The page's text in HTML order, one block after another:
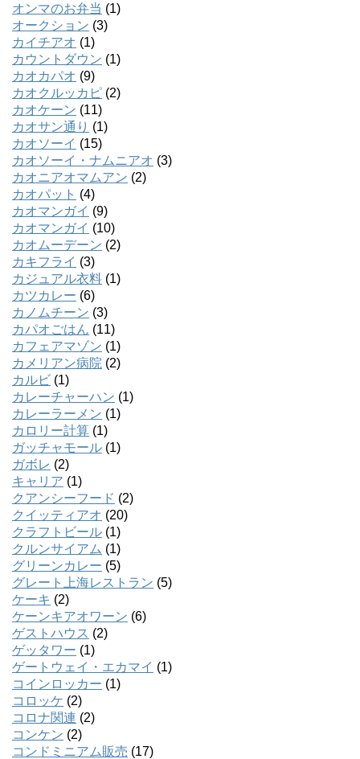
オンマのお弁当 (1)
オークション (3)
カイチアオ (1)
カウントダウン (1)
カオカパオ (9)
カオクルッカピ (2)
カオケーン (11)
カオサン通り (1)
カオソーイ (15)
カオソーイ・ナムニアオ (3)
カオニアオマムアン (2)
カオパット (4)
カオマンガイ (9)
カオマンガイ (10)
カオムーデーン (2)
カキフライ (3)
カジュアル衣料 (1)
カツカレー (6)
カノムチーン (3)
カパオごはん (11)
カフェアマゾン (1)
カメリアン病院 (2)
カルビ (1)
カレーチャーハン (1)
カレーラーメン (1)
カロリー計算 (1)
ガッチャモール (1)
ガボレ (2)
キャリア (1)
クアンシーフード (2)
クイッティアオ (20)
クラフトビール (1)
クルンサイアム (1)
グリーンカレー (5)
グレート上海レストラン (5)
ケーキ (2)
ケーンキアオワーン (6)
ゲストハウス (2)
ゲッタワー (1)
ゲートウェイ・エカマイ (1)
コインロッカー (1)
コロッケ (2)
コロナ関連 (2)
コンケン (2)
コンドミニアム販売 (17)